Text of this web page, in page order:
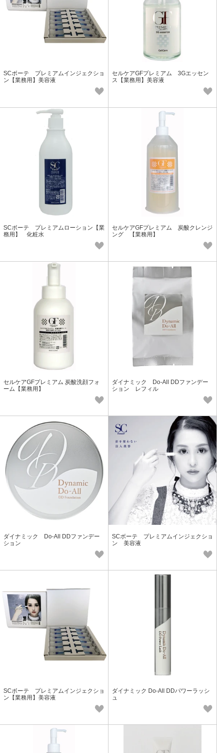
SCボーテ プレミアムインジェクショ
ン【業務用】美容液
セルケアGFプレミアム 3Gエッセン
ス【業務用】美容液
SCボーテ プレミアムローション【業
務用】 化粧水
セルケアGFプレミアム 炭酸クレンジ
ング 【業務用】
セルケアGFプレミアム 炭酸洗顔フォ
ーム【業務用】
ダイナミック Do-All DDファンデー
ション レフィル
ダイナミック Do-All DDファンデー
ション
SCボーテ プレミアムインジェクショ
ン 美容液
SCボーテ プレミアムインジェクショ
ン【業務用】美容液
ダイナミック Do-All DDパワーラッシ
ュ